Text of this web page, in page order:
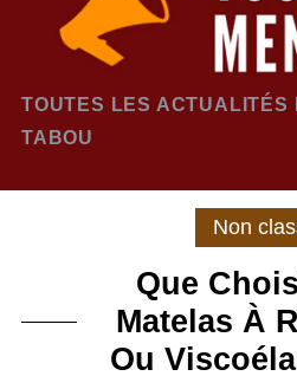
TOUTES LES ACTUALITÉS
TABOU
Non
Que
Matelas À
Ou